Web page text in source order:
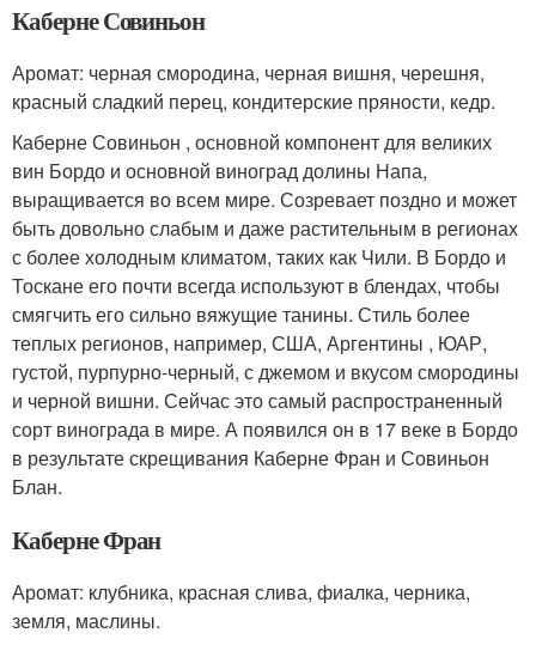
Каберне Совиньон
Аромат: черная смородина, черная вишня, черешня,
красный сладкий перец, кондитерские пряности, кедр.
Каберне Совиньон , основной компонент для великих
вин Бордо и основной виноград долины Напа,
выращивается во всем мире. Созревает поздно и может
быть довольно слабым и даже растительным в регионах
с более холодным климатом, таких как Чили. В Бордо и
Тоскане его почти всегда используют в блендах, чтобы
смягчить его сильно вяжущие танины. Стиль более
теплых регионов, например, США, Аргентины , ЮАР,
густой, пурпурно-черный, с джемом и вкусом смородины
и черной вишни. Сейчас это самый распространенный
сорт винограда в мире. А появился он в 17 веке в Бордо
в результате скрещивания Каберне Фран и Совиньон
Блан.
Каберне Фран
Аромат: клубника, красная слива, фиалка, черника,
земля, маслины.